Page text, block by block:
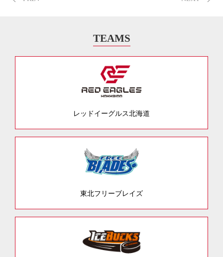
TEAMS
レッドイーグルス北海道
東北フリーブレイズ